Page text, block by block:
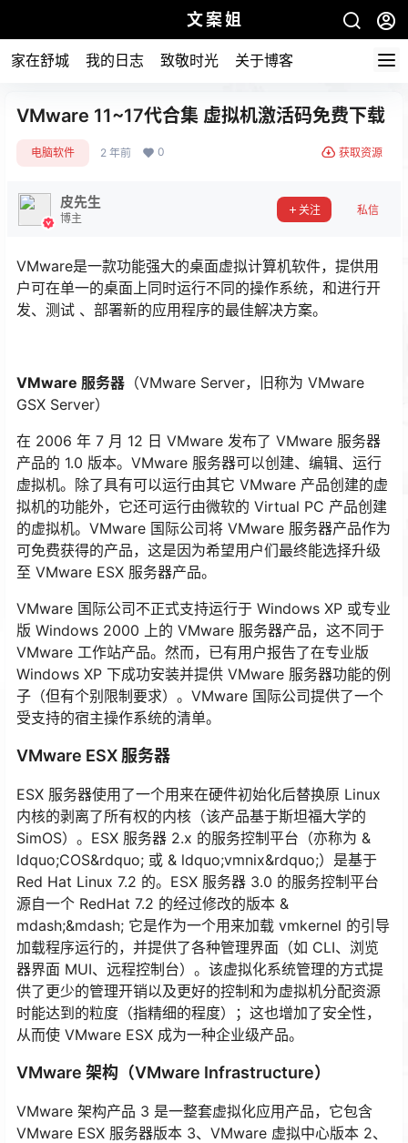
文案姐
家在舒城 我的日志 致敬时光 关于博客
VMware 11~17代合集 虚拟机激活码免费下载
电脑软件 2 年前 0 获取资源
皮先生
博主
关注 私信
VMware是一款功能强大的桌面虚拟计算机软件，提供用
户可在单一的桌面上同时运行不同的操作系统，和进行开
发、测试 、部署新的应用程序的最佳解决方案。
VMware 服务器 （VMware Server，旧称为 VMware
GSX Server）
在 2006 年 7 月 12 日 VMware 发布了 VMware 服务器
产品的 1.0 版本。VMware 服务器可以创建、编辑、运行
虚拟机。除了具有可以运行由其它 VMware 产品创建的虚
拟机的功能外，它还可运行由微软的 Virtual PC 产品创建
的虚拟机。VMware 国际公司将 VMware 服务器产品作为
可免费获得的产品，这是因为希望用户们最终能选择升级
至 VMware ESX 服务器产品。
VMware 国际公司不正式支持运行于 Windows XP 或专业
版 Windows 2000 上的 VMware 服务器产品，这不同于
VMware 工作站产品。然而，已有用户报告了在专业版
Windows XP 下成功安装并提供 VMware 服务器功能的例
子（但有个别限制要求）。VMware 国际公司提供了一个
受支持的宿主操作系统的清单。
VMware ESX 服务器
ESX 服务器使用了一个用来在硬件初始化后替换原 Linux
内核的剥离了所有权的内核（该产品基于斯坦福大学的
SimOS）。ESX 服务器 2.x 的服务控制平台（亦称为 &
ldquo;COS&rdquo; 或 & ldquo;vmnix&rdquo;）是基于
Red Hat Linux 7.2 的。ESX 服务器 3.0 的服务控制平台
源自一个 RedHat 7.2 的经过修改的版本 &
mdash;&mdash; 它是作为一个用来加载 vmkernel 的引导
加载程序运行的，并提供了各种管理界面（如 CLI、浏览
器界面 MUI、远程控制台）。该虚拟化系统管理的方式提
供了更少的管理开销以及更好的控制和为虚拟机分配资源
时能达到的粒度（指精细的程度）；这也增加了安全性，
从而使 VMware ESX 成为一种企业级产品。
VMware 架构（VMware Infrastructure）
VMware 架构产品 3 是一整套虚拟化应用产品，它包含
VMware ESX 服务器版本 3、VMware 虚拟中心版本 2、